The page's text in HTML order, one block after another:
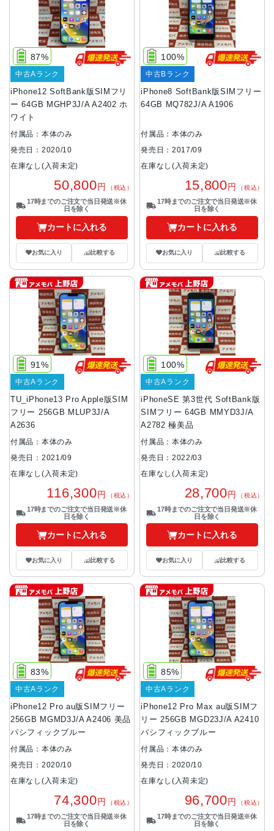
iPhone12 SoftBank版SIMフリ
ー 64GB MGHP3J/A A2402 ホ
ワイト
87%
中古Aランク
付属品：本体のみ
発売日：2020/10
在庫なし(入荷未定)
50,800円 （税込）
17時までのご注文で当日発送※休
日を除く
カートに入れる
お気に入り 比較する
iPhone8 SoftBank版SIMフリー
64GB MQ782J/A A1906
100%
中古Bランク
付属品：本体のみ
発売日：2017/09
在庫なし(入荷未定)
15,800円 （税込）
17時までのご注文で当日発送※休
日を除く
カートに入れる
お気に入り 比較する
TU_iPhone13 Pro Apple版SIM
フリー 256GB MLUP3J/A
A2636
91%
中古Aランク
付属品：本体のみ
発売日：2021/09
在庫なし(入荷未定)
116,300円 （税込）
17時までのご注文で当日発送※休
日を除く
カートに入れる
お気に入り 比較する
iPhoneSE 第3世代 SoftBank版
SIMフリー 64GB MMYD3J/A
A2782 極美品
100%
中古Aランク
付属品：本体のみ
発売日：2022/03
在庫なし(入荷未定)
28,700円 （税込）
17時までのご注文で当日発送※休
日を除く
カートに入れる
お気に入り 比較する
iPhone12 Pro au版SIMフリー
256GB MGMD3J/A A2406 美品
パシフィックブルー
83%
中古Aランク
付属品：本体のみ
発売日：2020/10
在庫なし(入荷未定)
74,300円 （税込）
17時までのご注文で当日発送※休
日を除く
iPhone12 Pro Max au版SIMフ
リー 256GB MGD23J/A A2410
パシフィックブルー
85%
中古Aランク
付属品：本体のみ
発売日：2020/10
在庫なし(入荷未定)
96,700円 （税込）
17時までのご注文で当日発送※休
日を除く